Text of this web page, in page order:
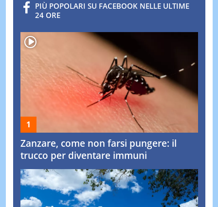
PIÙ POPOLARI SU FACEBOOK NELLE ULTIME
24 ORE
Zanzare, come non farsi pungere: il
trucco per diventare immuni